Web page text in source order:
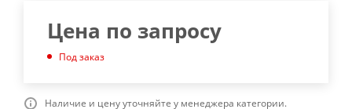
Цена по запросу
Под заказ
Наличие и цену уточняйте у менеджера категории.